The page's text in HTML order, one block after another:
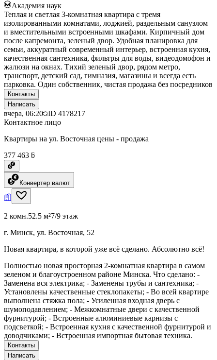
Академия наук
Теплая и светлая 3-комнатная квартира с тремя
изолированными комнатами, лоджией, раздельным санузлом
и вместительными встроенными шкафами. Кирпичный дом
после капремонта, зеленый двор. Удобная планировка для
семьи, аккуратный современный интерьер, встроенная кухня,
качественная сантехника, фильтры для воды, видеодомофон и
жалюзи на окнах. Тихий зеленый двор, рядом метро,
транспорт, детский сад, гимназия, магазины и всегда есть
парковка. Один собственник, чистая продажа без посредников
Контакты
Написать
вчера, 06:20 ID 4178217
Контактное лицо
Квартиры на ул. Восточная цены - продажа
377 463 ƃ
Конвертер валют
2 комн.52.5 м²7/9 этаж
г. Минск, ул. Восточная, 52
Новая квартира, в которой уже всё сделано. Абсолютно всё!
Полностью новая просторная 2-комнатная квартира в самом
зеленом и благоустроенном районе Минска. Что сделано: -
Заменена вся электрика; - Заменены трубы и сантехника; -
Установлены качественные стеклопакеты; - Во всей квартире
выполнена стяжка пола; - Усиленная входная дверь c
шумоподавлением; - Межкомнатные двери с качественной
фурнитурой; - Встроенные алюминиевые карнизы с
подсветкой; - Встроенная кухня с качественной фурнитурой и
доводчиками; - Встроенная импортная бытовая техника.
Контакты
Написать